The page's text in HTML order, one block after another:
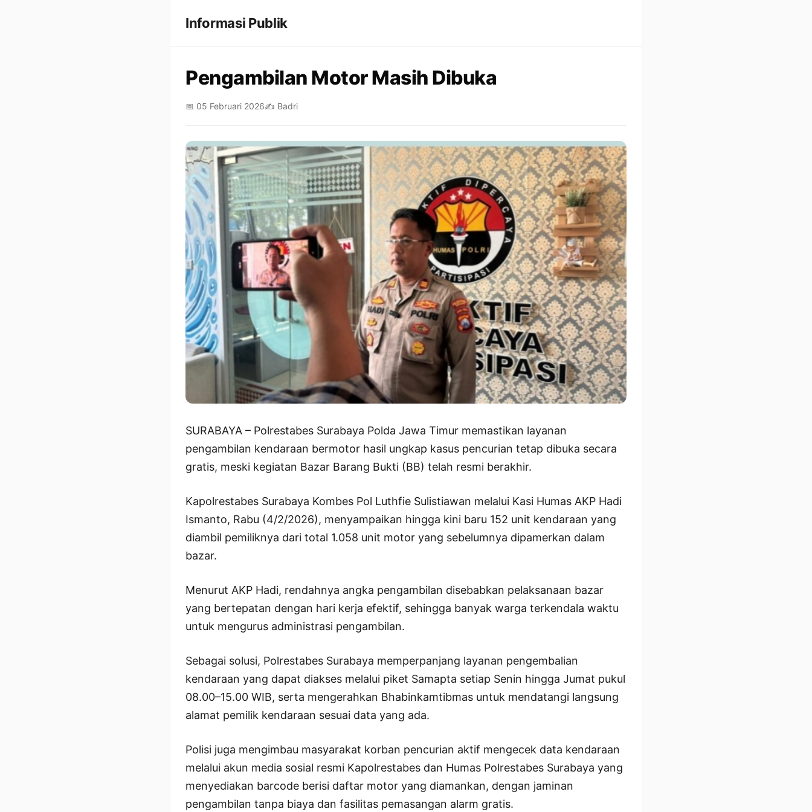
Informasi Publik
Pengambilan Motor Masih Dibuka
📅 05 Februari 2026✍️ Badri
SURABAYA – Polrestabes Surabaya Polda Jawa Timur memastikan layanan
pengambilan kendaraan bermotor hasil ungkap kasus pencurian tetap dibuka secara
gratis, meski kegiatan Bazar Barang Bukti (BB) telah resmi berakhir.
Kapolrestabes Surabaya Kombes Pol Luthfie Sulistiawan melalui Kasi Humas AKP Hadi
Ismanto, Rabu (4/2/2026), menyampaikan hingga kini baru 152 unit kendaraan yang
diambil pemiliknya dari total 1.058 unit motor yang sebelumnya dipamerkan dalam
bazar.
Menurut AKP Hadi, rendahnya angka pengambilan disebabkan pelaksanaan bazar
yang bertepatan dengan hari kerja efektif, sehingga banyak warga terkendala waktu
untuk mengurus administrasi pengambilan.
Sebagai solusi, Polrestabes Surabaya memperpanjang layanan pengembalian
kendaraan yang dapat diakses melalui piket Samapta setiap Senin hingga Jumat pukul
08.00–15.00 WIB, serta mengerahkan Bhabinkamtibmas untuk mendatangi langsung
alamat pemilik kendaraan sesuai data yang ada.
Polisi juga mengimbau masyarakat korban pencurian aktif mengecek data kendaraan
melalui akun media sosial resmi Kapolrestabes dan Humas Polrestabes Surabaya yang
menyediakan barcode berisi daftar motor yang diamankan, dengan jaminan
pengambilan tanpa biaya dan fasilitas pemasangan alarm gratis.